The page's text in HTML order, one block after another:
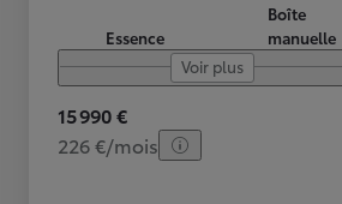
Essence
Boîte
manuelle
Voir plus
15 990 €
226 €/mois